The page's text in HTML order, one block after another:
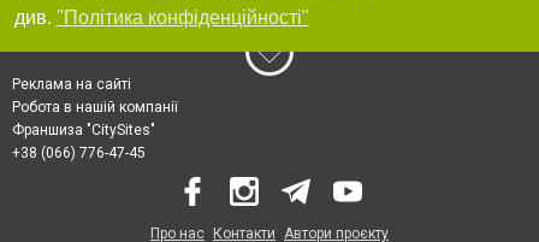
див. "Політика конфіденційності"
Реклама на сайті
Робота в нашій компанії
Франшиза "CitySites"
+38 (066) 776-47-45
Про нас Контакти Автори проєкту